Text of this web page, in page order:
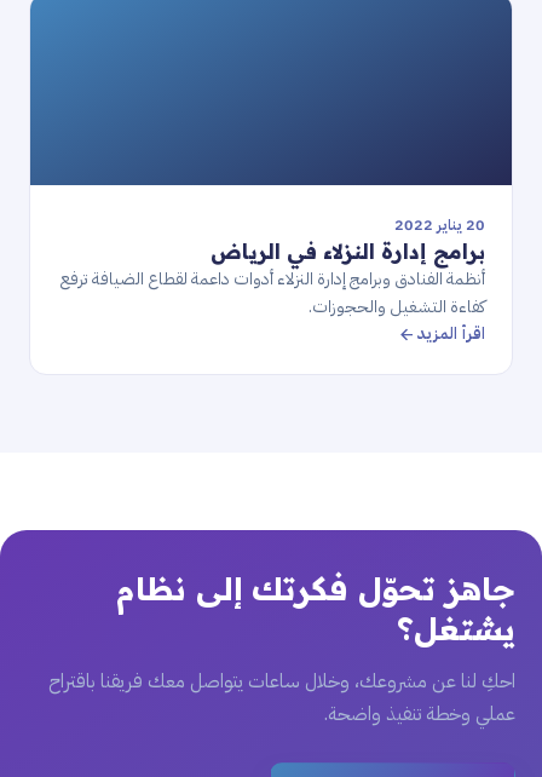
20 يناير 2022
برامج إدارة النزلاء في الرياض
أنظمة الفنادق وبرامج إدارة النزلاء أدوات داعمة لقطاع الضيافة ترفع
كفاءة التشغيل والحجوزات.
اقرأ المزيد
جاهز تحوّل فكرتك إلى نظام
يشتغل؟
احكِ لنا عن مشروعك، وخلال ساعات يتواصل معك فريقنا باقتراح
عملي وخطة تنفيذ واضحة.